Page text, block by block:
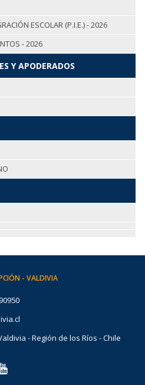
ESCOLAR (P.I.E.) - 2026
- 2026
Y APODERADOS
- VALDIVIA
- Región de los Ríos - Chile